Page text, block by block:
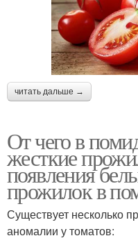
читать дальше →
От чего в
жесткие
появления
прожилок в
Существует несколько
аномалии у томатов: